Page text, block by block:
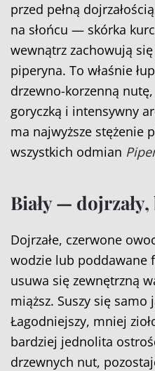
przed pełną
na słońcu — skórka
wewnątrz zachowują
piperyna. To właśnie
drzewno-korzenną
goryczką i intensywny
ma najwyższe stężenie
wszystkich odmian
Biały —
Dojrzałe, czerwone
wodzie lub poddawane
usuwa się zewnętrzną
miąższ. Suszy się samo
Łagodniejszy, mniej
bardziej jednolita
drzewnych nut,